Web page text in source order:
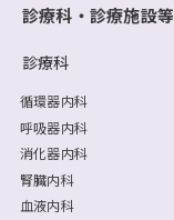
診療科・診療施設等
診療科
循環器内科
呼吸器内科
消化器内科
腎臓内科
血液内科